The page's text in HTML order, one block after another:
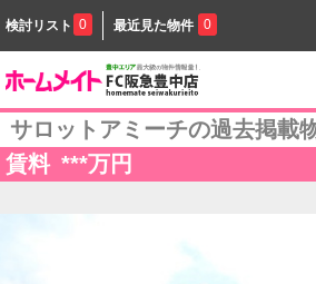
検討リスト 0 最近見た物件 0
サロットアミーチの過去掲載
賃料 ***万円